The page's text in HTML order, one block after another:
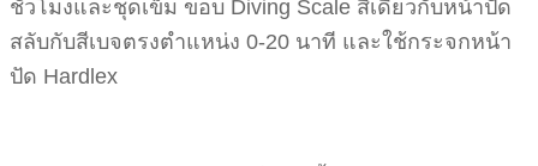
ชั่วโมงและชุดเข็ม ขอบ Diving Scale สีเดียวกับหน้าปัด
สลับกับสีเบจตรงตำแหน่ง 0-20 นาที และใช้กระจกหน้า
ปัด Hardlex